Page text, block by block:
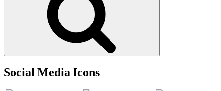
Social Media Icons